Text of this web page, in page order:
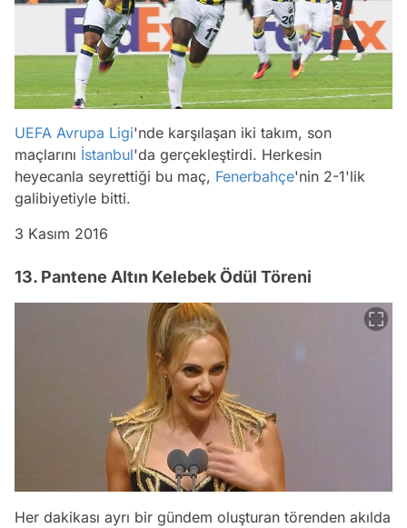
UEFA Avrupa Ligi'nde karşılaşan iki takım, son
maçlarını İstanbul'da gerçekleştirdi. Herkesin
heyecanla seyrettiği bu maç, Fenerbahçe'nin 2-1'lik
galibiyetiyle bitti.
3 Kasım 2016
13. Pantene Altın Kelebek Ödül Töreni
Her dakikası ayrı bir gündem oluşturan törenden akılda